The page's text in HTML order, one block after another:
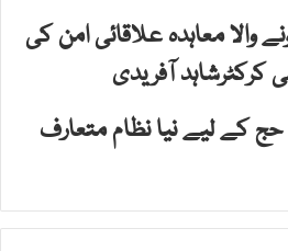
والا معاہدہ علاقائی امن کی
آفریدی
کے لیے نیا نظام متعارف